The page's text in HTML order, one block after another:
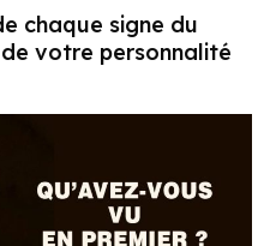
chaque signe du
votre personnalité